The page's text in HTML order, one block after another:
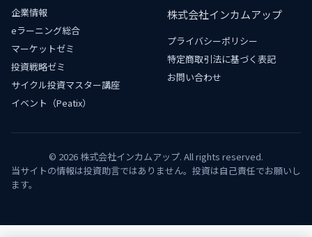
企業情報
eラーニング総合
マーケットゼミ
投資戦略ゼミ
サイクル投資マスター講座
イベント（Peatix）
株式会社インカムアップ
プライバシーポリシー
特定商取引法に基づく表記
お問い合わせ
© 2026 株式会社インカムアップ. All rights reserved.
当サイトの情報は投資助言ではありません。投資は自己責任でお願いし
ます。